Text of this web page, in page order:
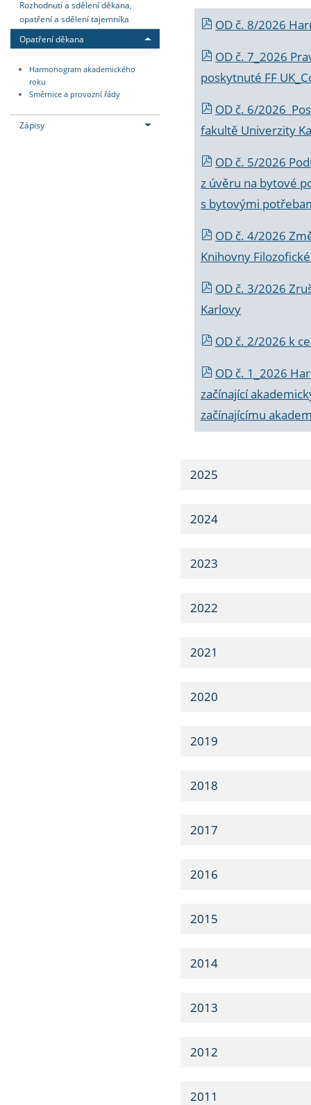
Rozhodnutí a sdělení děkana,
opatření a sdělení tajemníka
Opatření děkana
Harmonogram akademického
roku
Směrnice a provozní řády
Zápisy
OD č. 8/2026
OD č. 7_2026
poskytnuté FF
OD č. 6/2026
fakultě Univerzity
OD č. 5/2026
z úvěru na bytové
s bytovými
OD č. 4/2026
Knihovny
OD č. 3/2026
Karlovy
OD č. 2/2026 k
OD č. 1_2026
začínající
začínajícímu
2025
2024
2023
2022
2021
2020
2019
2018
2017
2016
2015
2014
2013
2012
2011